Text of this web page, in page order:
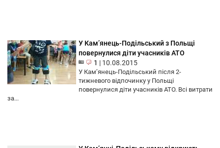
У Кам’янець-Подільський з Польщі
повернулися діти учасників АТО
1 | 10.08.2015
У Кам’янець-Подільський після 2-
тижневого відпочинку у Польщі
повернулися діти учасників АТО. Всі витрати
за...